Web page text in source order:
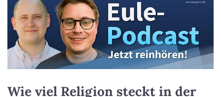
Wie viel Religion steckt in der